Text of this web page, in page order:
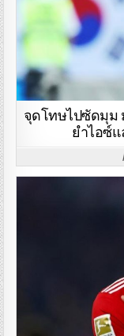
จุดโทษไปซัดมุม
ยำไอซ์